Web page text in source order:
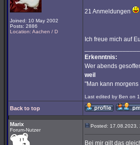
Joined: 10 May 2002
Posts: 2886
Location: Aachen / D
21 Anmeldungen
Ich freue mich auf
Erkenntnis:
Wer abends
weil
"Man kann
Last edited by Ben on
Back to top
Marix
Forum-Nutzer
Posted: 17.08.2023,
Bei mir gilt das